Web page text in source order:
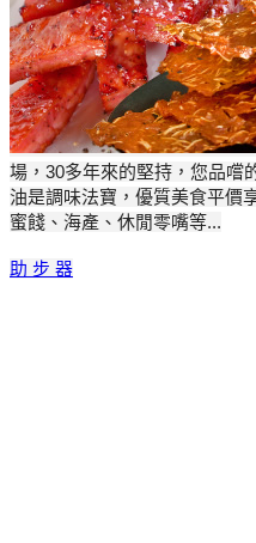
場，30多年來的堅持，您品嚐
油是調味法寶，優質美食平價
蜜餞、海產、休閒零嘴等...
助 步 器